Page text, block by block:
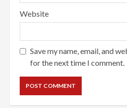
Website
Save my name, email, and
for the next time I comment.